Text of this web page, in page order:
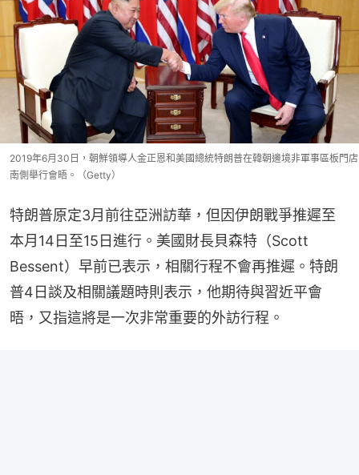
2019年6月30日，朝鮮領導人金正恩和美國總統特朗普在韓朝邊境非軍事區板門店
南側舉行會晤。（Getty）
特朗普原定3月前往亞洲訪華，但因伊朗戰爭推遲至
本月14日至15日進行。美國財長貝森特（Scott
Bessent）早前已表示，相關行程不會再推遲。特朗
普4日談及相關議題時則表示，他期待與習近平會
晤，又指這將是一次非常重要的外訪行程。